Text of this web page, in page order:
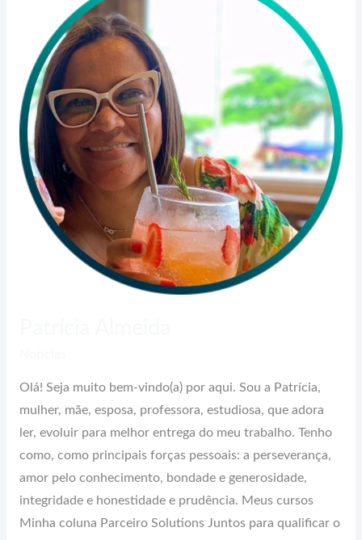
Olá! Seja muito bem-vindo(a) por aqui. Sou a Patrícia,
mulher, mãe, esposa, professora, estudiosa, que adora
ler, evoluir para melhor entrega do meu trabalho. Tenho
como, como principais forças pessoais: a perseverança,
amor pelo conhecimento, bondade e generosidade,
integridade e honestidade e prudência. Meus cursos
Minha coluna Parceiro Solutions Juntos para qualificar o